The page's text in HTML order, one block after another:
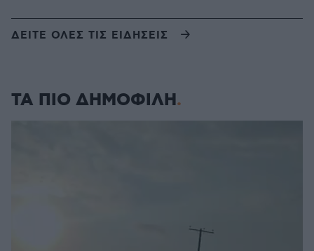
ΔΕΙΤΕ ΟΛΕΣ ΤΙΣ ΕΙΔΗΣΕΙΣ
ΤΑ ΠΙΟ ΔΗΜΟΦΙΛΗ